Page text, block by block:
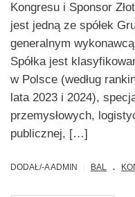
Kongresu i Sponsor
jest jedną ze spółek
generalnym
Spółka jest
w Polsce (według
lata 2023 i 2024),
przemysłowych,
publicznej, […]
DODAŁ/-A ADMIN BAL .